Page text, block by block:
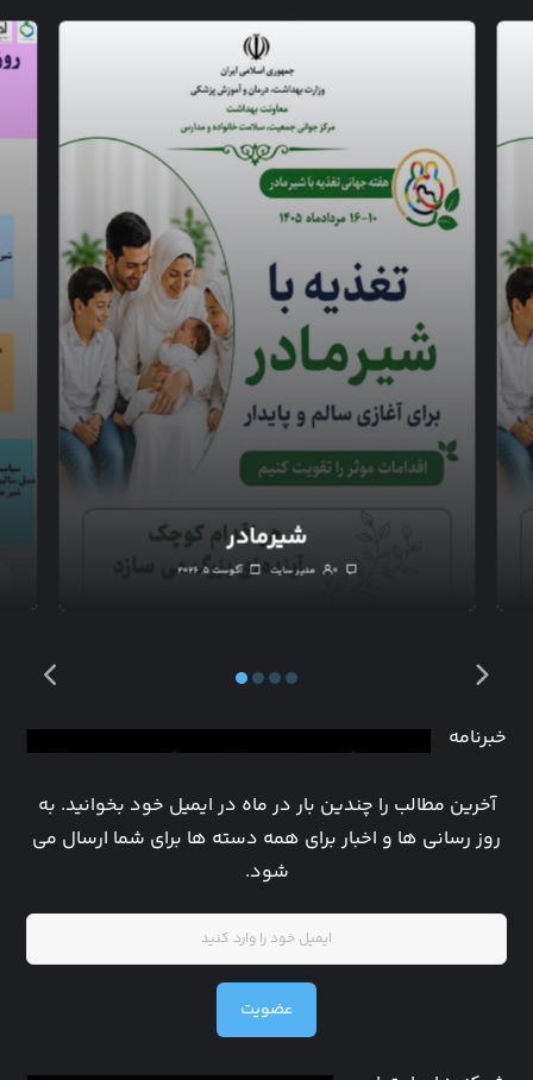
شیرمادر
آگوست ۵, ۲۰۲۶ مدیر سایت ۰
خبرنامه
آخرین مطالب را چندین بار در ماه در ایمیل خود بخوانید. به
روز رسانی ها و اخبار برای همه دسته ها برای شما ارسال می
شود.
عضویت